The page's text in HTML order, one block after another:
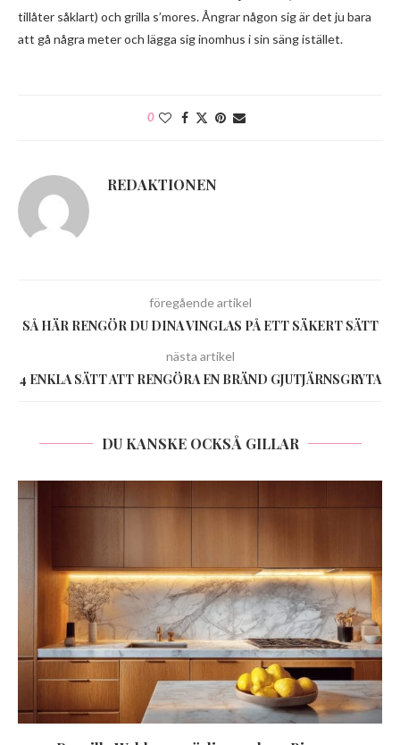
tillåter såklart) och grilla s’mores. Ångrar någon sig är det ju bara
att gå några meter och lägga sig inomhus i sin säng istället.
0
REDAKTIONEN
föregående artikel
SÅ HÄR RENGÖR DU DINA VINGLAS PÅ ETT SÄKERT SÄTT
nästa artikel
4 ENKLA SÄTT ATT RENGÖRA EN BRÄND GJUTJÄRNSGRYTA
DU KANSKE OCKSÅ GILLAR